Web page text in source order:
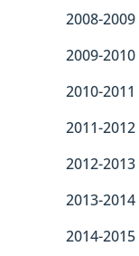
2008-
2009-
2010-
2011-
2012-
2013-
2014-